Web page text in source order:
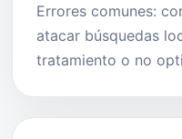
Errores comunes:
atacar búsquedas
tratamiento o no